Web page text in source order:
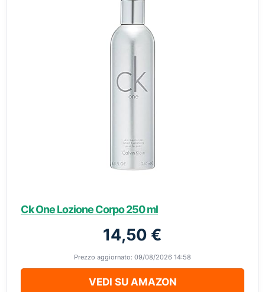
Ck One Lozione Corpo 250 ml
14,50 €
Prezzo aggiornato: 09/08/2026 14:58
VEDI SU AMAZON